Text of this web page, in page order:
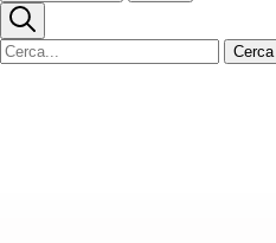
Cerca